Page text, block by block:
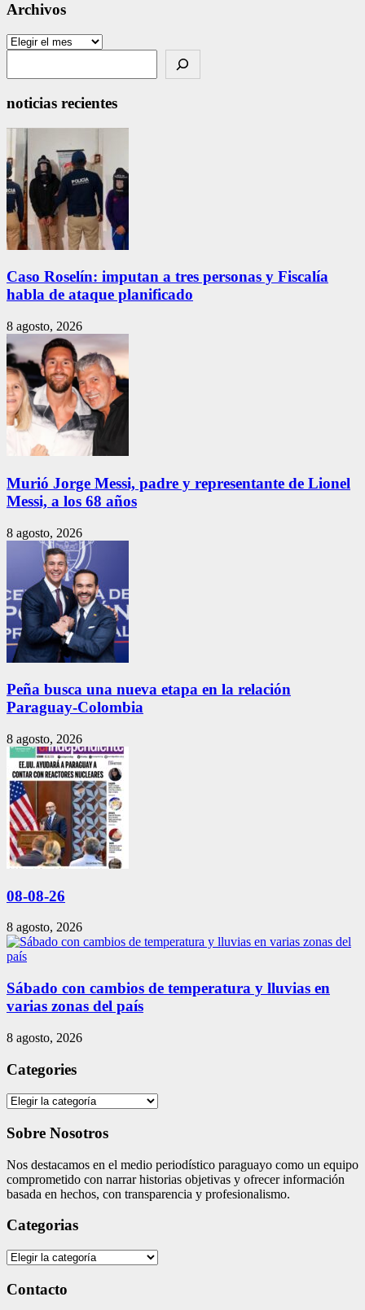
Archivos
Archivos
noticias recientes
Caso Roselín: imputan a tres personas y Fiscalía
habla de ataque planificado
8 agosto, 2026
Murió Jorge Messi, padre y representante de Lionel
Messi, a los 68 años
8 agosto, 2026
Peña busca una nueva etapa en la relación
Paraguay-Colombia
8 agosto, 2026
08-08-26
8 agosto, 2026
Sábado con cambios de temperatura y lluvias en
varias zonas del país
8 agosto, 2026
Categories
Categories
Sobre Nosotros
Nos destacamos en el medio periodístico paraguayo como un equipo
comprometido con narrar historias objetivas y ofrecer información
basada en hechos, con transparencia y profesionalismo.
Categorias
Categorias
Contacto